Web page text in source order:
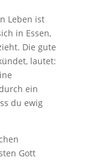
Leben ist
in Essen,
Die gute
lautet:
ein
du ewig
Gott